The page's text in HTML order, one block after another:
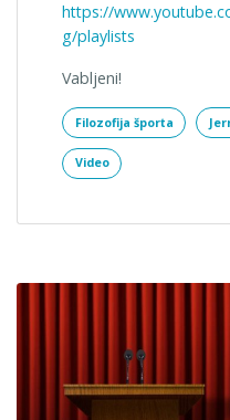
https://
g/playlists
Vabljeni!
Filozofija športa
Video